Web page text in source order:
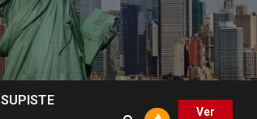
SUPISTE
Ver